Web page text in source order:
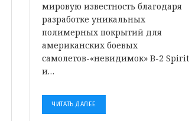
мировую известность благодаря
разработке уникальных
полимерных покрытий для
американских боевых
самолетов-«невидимок» B-2 Spirit
и…
ЧИТАТЬ ДАЛЕЕ